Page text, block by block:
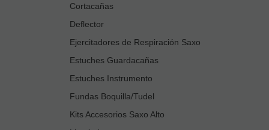
Cortacañas
Deflector
Ejercitadores de Respiración Saxo
Estuches Guardacañas
Estuches Instrumento
Fundas Boquilla/Tudel
Kits Accesorios Saxo Alto